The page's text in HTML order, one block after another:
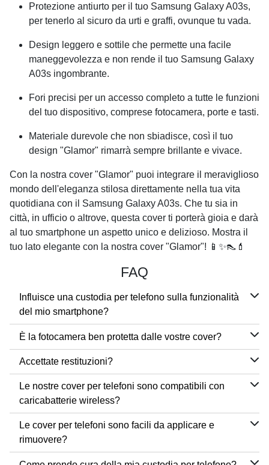
Protezione antiurto per il tuo Samsung Galaxy A03s,
per tenerlo al sicuro da urti e graffi, ovunque tu vada.
Design leggero e sottile che permette una facile
maneggevolezza e non rende il tuo Samsung Galaxy
A03s ingombrante.
Fori precisi per un accesso completo a tutte le funzioni
del tuo dispositivo, comprese fotocamera, porte e tasti.
Materiale durevole che non sbiadisce, così il tuo
design "Glamor" rimarrà sempre brillante e vivace.
Con la nostra cover "Glamor" puoi integrare il meraviglioso
mondo dell'eleganza stilosa direttamente nella tua vita
quotidiana con il Samsung Galaxy A03s. Che tu sia in
città, in ufficio o altrove, questa cover ti porterà gioia e darà
al tuo smartphone un aspetto unico e delizioso. Mostra il
tuo lato elegante con la nostra cover "Glamor"! 📱✨👠💄
FAQ
Influisce una custodia per telefono sulla funzionalità
del mio smartphone?
È la fotocamera ben protetta dalle vostre cover?
Accettate restituzioni?
Le nostre cover per telefoni sono compatibili con
caricabatterie wireless?
Le cover per telefoni sono facili da applicare e
rimuovere?